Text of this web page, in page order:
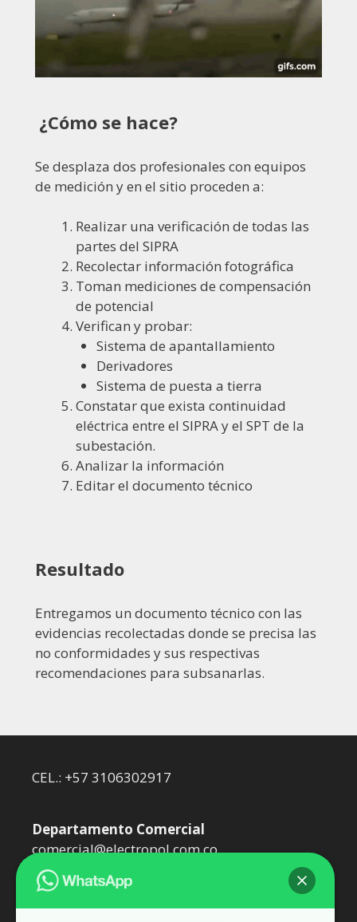
¿Cómo se hace?
Se desplaza dos profesionales con equipos
de medición y en el sitio proceden a:
Realizar una verificación de todas las
partes del SIPRA
Recolectar información fotográfica
Toman mediciones de compensación
de potencial
Verifican y probar:
Sistema de apantallamiento
Derivadores
Sistema de puesta a tierra
Constatar que exista continuidad
eléctrica entre el SIPRA y el SPT de la
subestación.
Analizar la información
Editar el documento técnico
Resultado
Entregamos un documento técnico con las
evidencias recolectadas donde se precisa las
no conformidades y sus respectivas
recomendaciones para subsanarlas.
CEL.: +57 3106302917
Departamento Comercial
comercial@electropol.com.co